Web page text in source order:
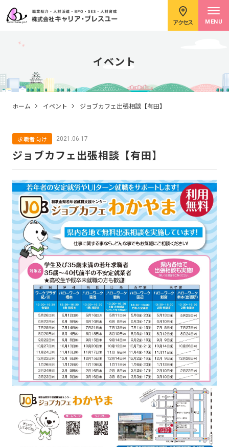
求職者のみなさまへ
企業のみなさまへ
キャリアコンサルタント紹介
イベント情報
強み
会社概要
お知らせ
コンプライアンス基本方針
個人情報の取扱について
個人情報保護方針
反社会的勢力排除方針
派遣事業者行動指針
アクセス MENU
イベント
ホーム イベント ジョブカフェ出張相談【有田】
求職者向け 2021.06.17
ジョブカフェ出張相談【有田】